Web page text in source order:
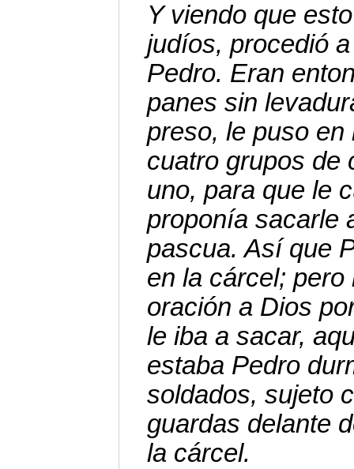
Y viendo que
judíos, procedió
Pedro. Eran
panes sin
preso, le puso
cuatro grupos de
uno, para que le
proponía sacarle
pascua. Así que
en la cárcel;
oración a Dios
le iba a sacar,
estaba Pedro
soldados, sujeto
guardas delante
la cárcel.